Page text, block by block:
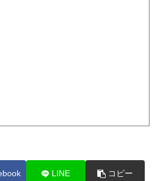
LINE コピー